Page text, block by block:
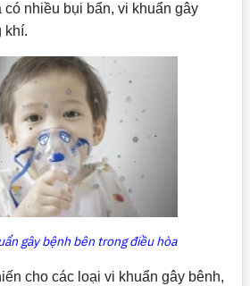
nhiều bụi bẩn, vi khuẩn gây
khí.
gây bệnh bên trong điều hòa
cho các loại vi khuẩn gây bênh,